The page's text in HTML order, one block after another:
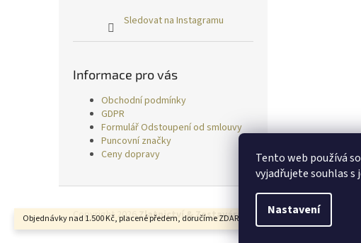
Tento web používá
vyjadřujete souhlas s
Nastavení
Objednávky nad 1.500 Kč, placené předem, doručíme ZDARMA.
Sledovat na Instagramu
Informace pro vás
Obchodní podmínky
GDPR
Formulář Odstoupení od smlouvy
Puncovní značky
Ceny dopravy
Copyright 2026Zlatnictví & Zastavárna TRESS. Všechna práva